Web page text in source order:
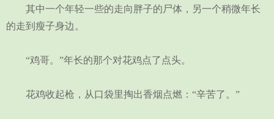
中
其中一个年轻一些的走向胖子的尸体，另一个稍微年长
的走到瘦子身边。
“鸡哥。”年长的那个对花鸡点了点头。
花鸡收起枪，从口袋里掏出香烟点燃：“辛苦了。”